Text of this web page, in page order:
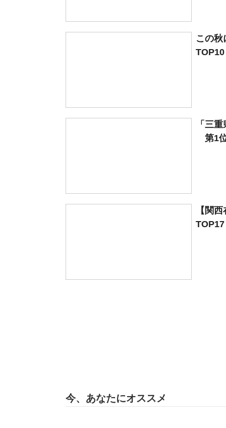
この
「三
第1
【関
今、あなたにオススメ